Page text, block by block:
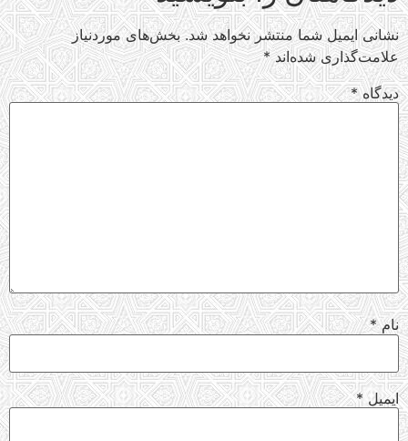
نشانی ایمیل شما منتشر نخواهد شد. بخش‌های موردنیاز
علامت‌گذاری شده‌اند*
دیدگاه*
نام*
ایمیل *